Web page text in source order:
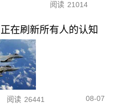
阅读 21014
在刷新所有人的认知
阅读 26441 08-07